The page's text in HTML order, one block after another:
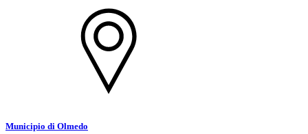
Municipio di Olmedo